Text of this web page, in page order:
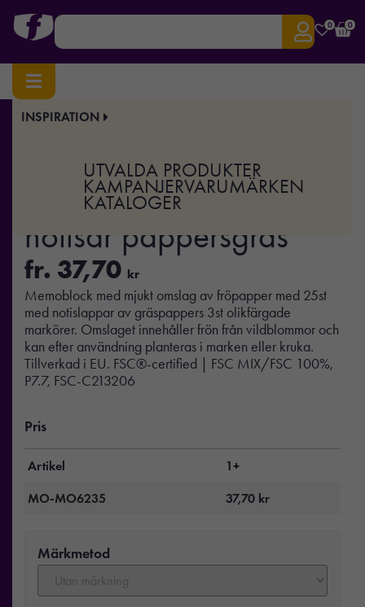
0 0
INSPIRATION
UTVALDA PRODUKTER
KAMPANJERVARUMÄRKEN
KATALOGER
Hem/Kontor/ GROW ME – Set med notisar pappersgräs
GROW ME – Set med
notisar pappersgräs
fr. 37,70 kr
Memoblock med mjukt omslag av fröpapper med 25st
med notislappar av gräspappers 3st olikfärgade
markörer. Omslaget innehåller frön från vildblommor och
kan efter användning planteras i marken eller kruka.
Tillverkad i EU. FSC®-certified | FSC MIX/FSC 100%,
P7.7, FSC-C213206
Pris
Artikel
1+
MO-MO6235
37,70 kr
Märkmetod